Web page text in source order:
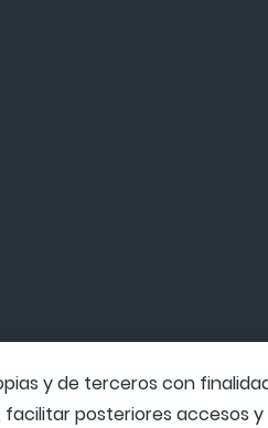
y de terceros con
posteriores accesos